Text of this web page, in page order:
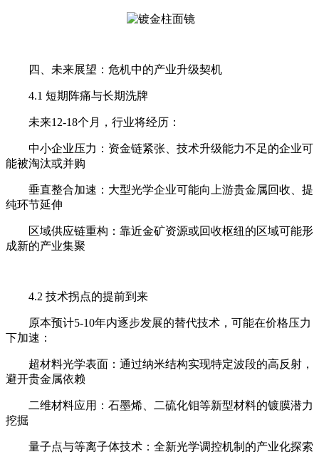
四、未来展望：危机中的产业升级契机
4.1 短期阵痛与长期洗牌
未来12-18个月，行业将经历：
中小企业压力：资金链紧张、技术升级能力不足的企业可
能被淘汰或并购
垂直整合加速：大型光学企业可能向上游贵金属回收、提
纯环节延伸
区域供应链重构：靠近金矿资源或回收枢纽的区域可能形
成新的产业集聚
4.2 技术拐点的提前到来
原本预计5-10年内逐步发展的替代技术，可能在价格压力
下加速：
超材料光学表面：通过纳米结构实现特定波段的高反射，
避开贵金属依赖
二维材料应用：石墨烯、二硫化钼等新型材料的镀膜潜力
挖掘
量子点与等离子体技术：全新光学调控机制的产业化探索